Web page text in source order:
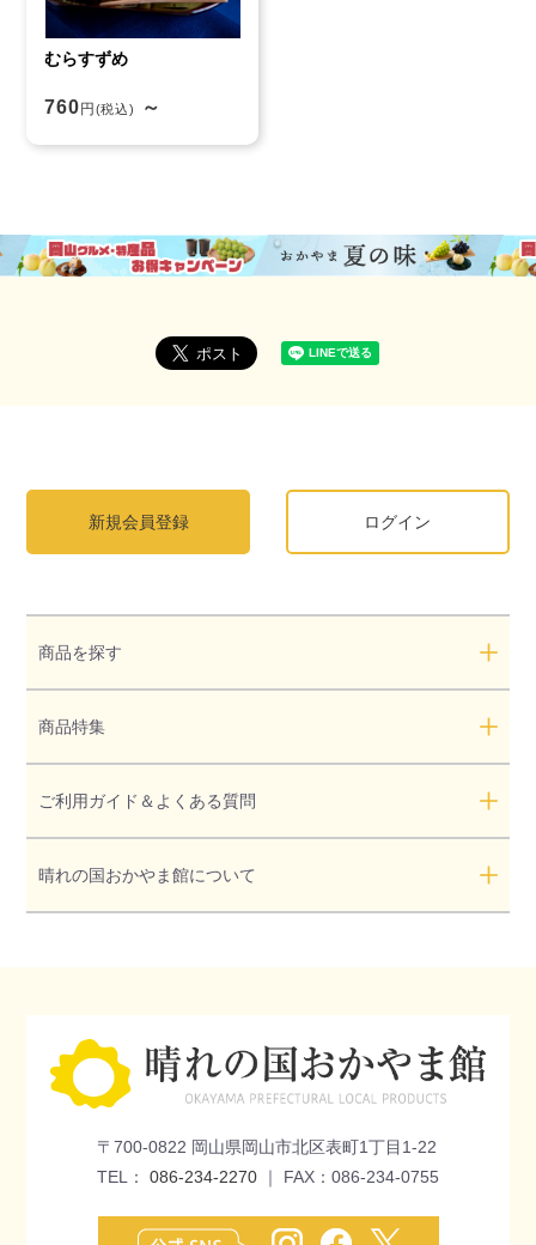
むらすずめ
760 円 (税込) ～
新規会員登録 ログイン
商品を探す
商品特集
ご利用ガイド＆よくある質問
晴れの国おかやま館について
〒700-0822 岡山県岡山市北区表町1丁目1-22
TEL： 086-234-2270 ｜ FAX：086-234-0755